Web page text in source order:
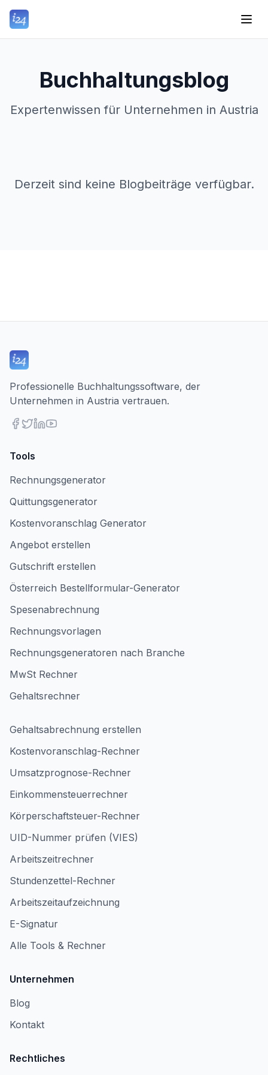
Buchhaltungsblog
Expertenwissen für Unternehmen in Austria
Derzeit sind keine Blogbeiträge verfügbar.
Professionelle Buchhaltungssoftware, der
Unternehmen in Austria vertrauen.
Tools
Rechnungsgenerator
Quittungsgenerator
Kostenvoranschlag Generator
Angebot erstellen
Gutschrift erstellen
Österreich Bestellformular-Generator
Spesenabrechnung
Rechnungsvorlagen
Rechnungsgeneratoren nach Branche
MwSt Rechner
Gehaltsrechner
Gehaltsabrechnung erstellen
Kostenvoranschlag-Rechner
Umsatzprognose-Rechner
Einkommensteuerrechner
Körperschaftsteuer-Rechner
UID-Nummer prüfen (VIES)
Arbeitszeitrechner
Stundenzettel-Rechner
Arbeitszeitaufzeichnung
E-Signatur
Alle Tools & Rechner
Unternehmen
Blog
Kontakt
Rechtliches